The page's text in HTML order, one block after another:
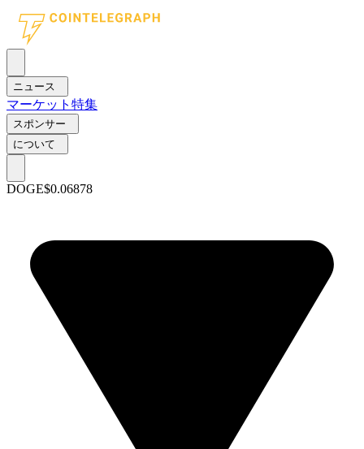
ニュース
マーケット 特集
スポンサー
について
DOGE$0.06878